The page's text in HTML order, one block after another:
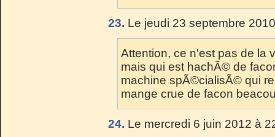
23. Le jeudi 23 septembre
Attention, ce n'est pas de la
mais qui est hachÃ© de
machine spÃ©cialisÃ© qui
mange crue de facon
24. Le mercredi 6 juin 2012 à